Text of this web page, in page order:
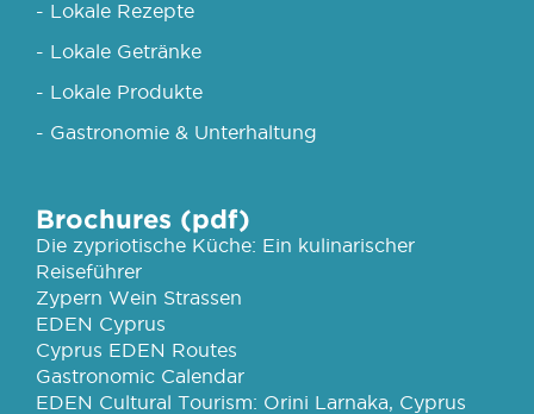
- Lokale Rezepte
- Lokale Getränke
- Lokale Produkte
- Gastronomie & Unterhaltung
Brochures (pdf)
Die zypriotische Küche: Ein kulinarischer
Reiseführer
Zypern Wein Strassen
EDEN Cyprus
Cyprus EDEN Routes
Gastronomic Calendar
EDEN Cultural Tourism: Orini Larnaka, Cyprus